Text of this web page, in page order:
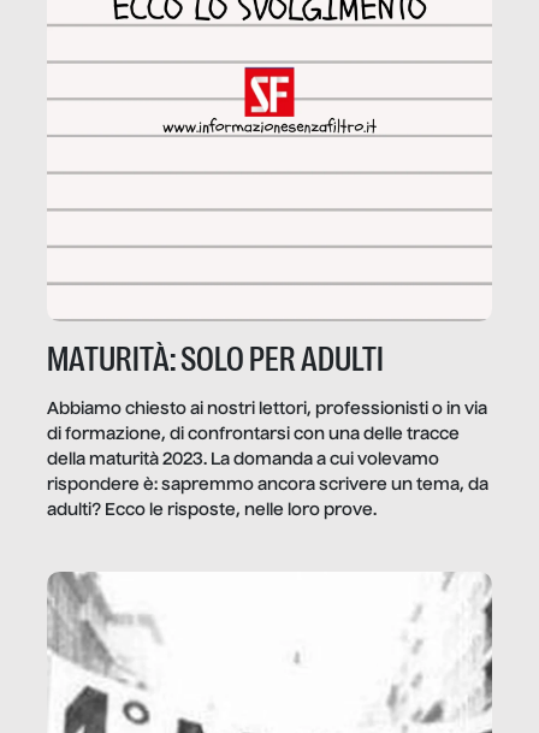
MATURITÀ: SOLO PER ADULTI
Abbiamo chiesto ai nostri lettori, professionisti o in via
di formazione, di confrontarsi con una delle tracce
della maturità 2023. La domanda a cui volevamo
rispondere è: sapremmo ancora scrivere un tema, da
adulti? Ecco le risposte, nelle loro prove.